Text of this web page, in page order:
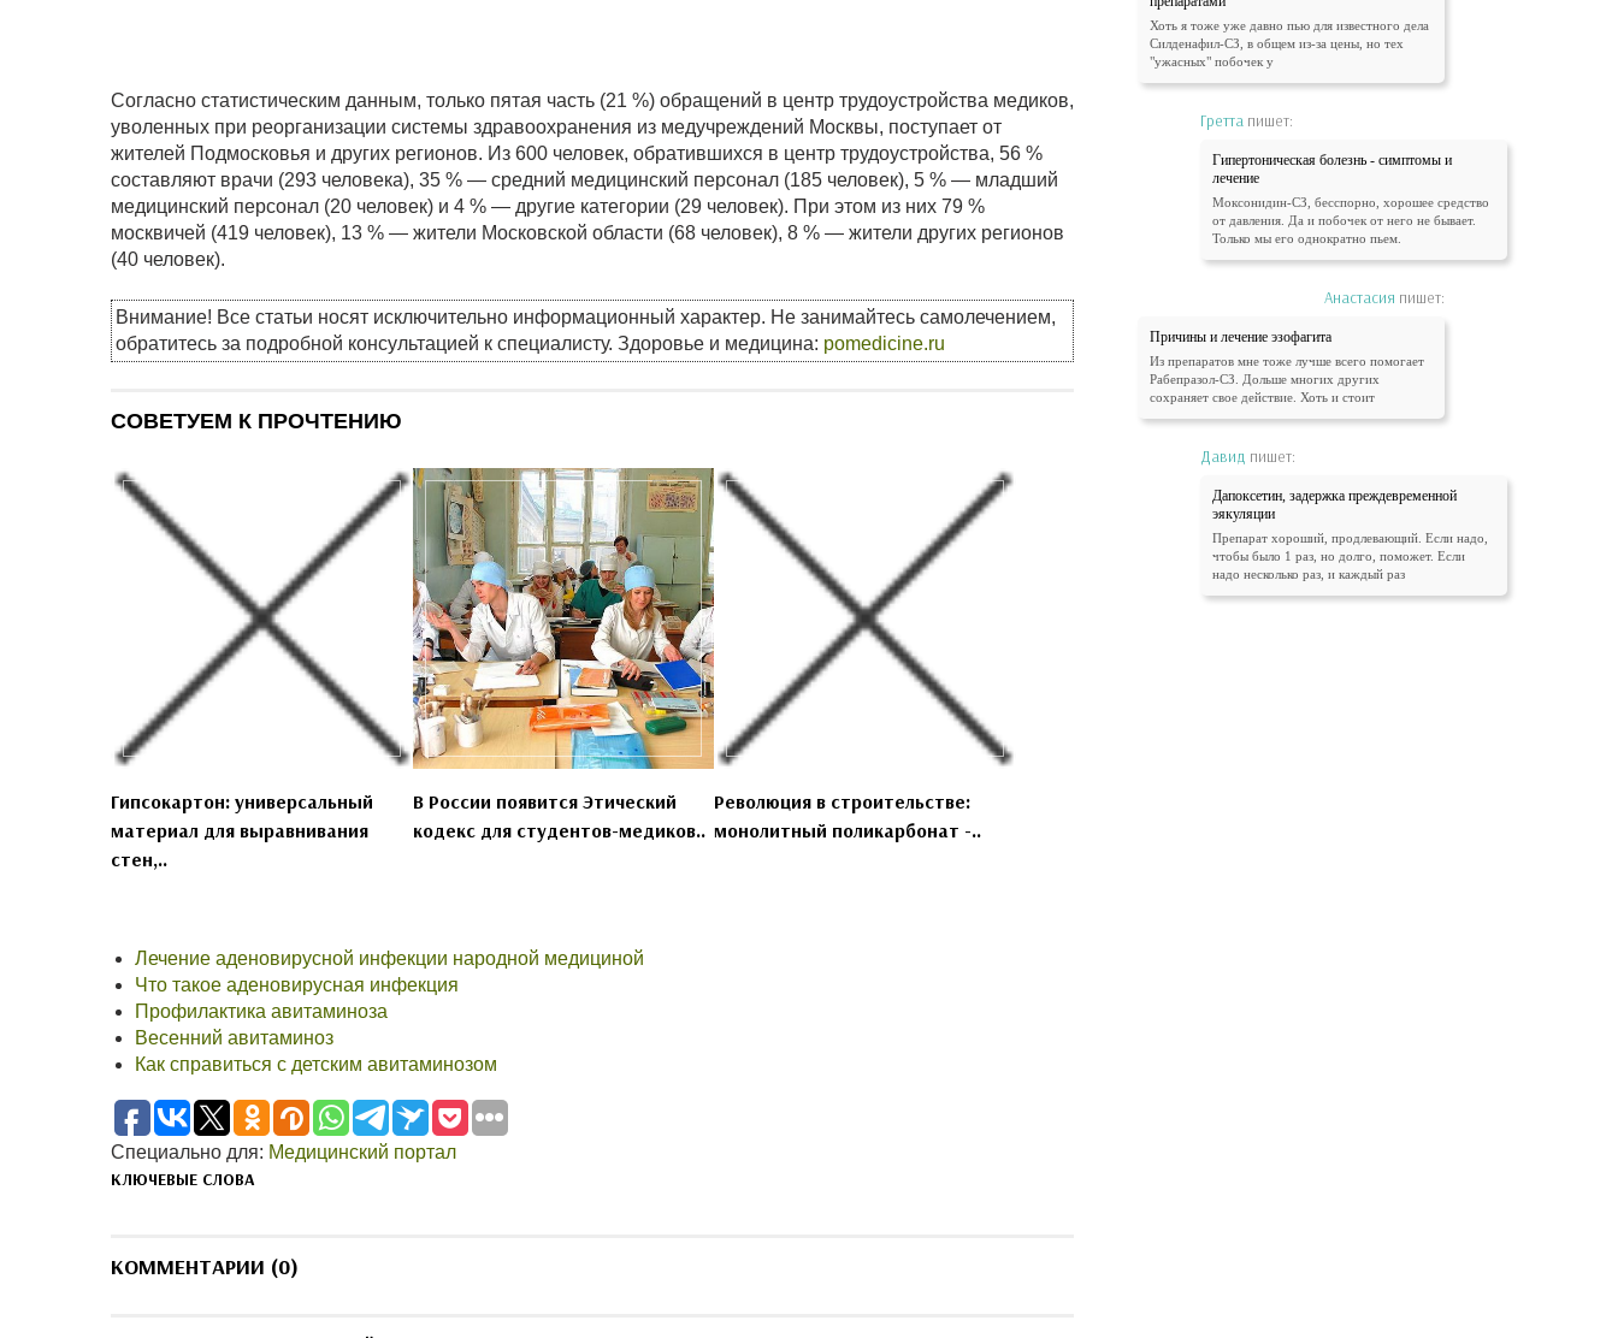
Согласно статистическим данным, только пятая часть (21 %) обращений в центр трудоустройства медиков,
уволенных при реорганизации системы здравоохранения из медучреждений Москвы, поступает от
жителей Подмосковья и других регионов. Из 600 человек, обратившихся в центр трудоустройства, 56 %
составляют врачи (293 человека), 35 % — средний медицинский персонал (185 человек), 5 % — младший
медицинский персонал (20 человек) и 4 % — другие категории (29 человек). При этом из них 79 %
москвичей (419 человек), 13 % — жители Московской области (68 человек), 8 % — жители других регионов
(40 человек).
Внимание! Все статьи носят исключительно информационный характер. Не занимайтесь самолечением,
обратитесь за подробной консультацией к специалисту. Здоровье и медицина: pomedicine.ru
СОВЕТУЕМ К ПРОЧТЕНИЮ
Гипсокартон: универсальный
материал для выравнивания
стен,..
В России появится Этический
кодекс для студентов-медиков..
Революция в строительстве:
монолитный поликарбонат -..
Лечение аденовирусной инфекции народной медициной
Что такое аденовирусная инфекция
Профилактика авитаминоза
Весенний авитаминоз
Как справиться с детским авитаминозом
Специально для: Медицинский портал
КЛЮЧЕВЫЕ СЛОВА
КОММЕНТАРИИ (0)
Хоть я тоже уже давно пью для известного дела
Силденафил-СЗ, в общем из-за цены, но тех
"ужасных" побочек у
Гретта пишет:
Гипертоническая болезнь - симптомы и
лечение
Моксонидин-СЗ, бесспорно, хорошее средство
от давления. Да и побочек от него не бывает.
Только мы его однократно пьем.
Анастасия пишет:
Причины и лечение эзофагита
Из препаратов мне тоже лучше всего помогает
Рабепразол-СЗ. Дольше многих других
сохраняет свое действие. Хоть и стоит
Давид пишет:
Дапоксетин, задержка преждевременной
эякуляции
Препарат хороший, продлевающий. Если надо,
чтобы было 1 раз, но долго, поможет. Если
надо несколько раз, и каждый раз